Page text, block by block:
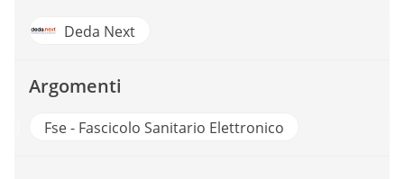
Deda Next
Argomenti
Fse - Fascicolo Sanitario Elettronico